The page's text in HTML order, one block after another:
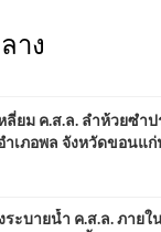
าง
ลี่ยม ค.ส.ล. ลำห้วยซำ
ำเภอพล จังหวัดขอนแก่
ะบายน้ำ ค.ส.ล. ภาย